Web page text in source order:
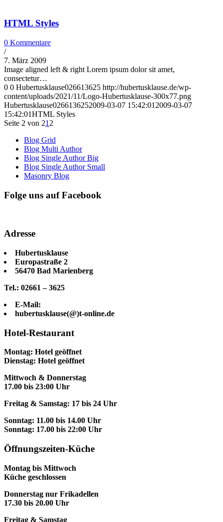
HTML Styles
0 Kommentare
/
7. März 2009
Image aligned left & right Lorem ipsum dolor sit amet,
consectetur…
0 0 Hubertusklause026613625 http://hubertusklause.de/wp-
content/uploads/2021/11/Logo-Hubertusklause-300x77.png
Hubertusklause0266136252009-03-07 15:42:01 2009-03-07
15:42:01HTML Styles
Seite 2 von 21 2
Blog Grid
Blog Multi Author
Blog Single Author Big
Blog Single Author Small
Masonry Blog
Folge uns auf Facebook
Adresse
Hubertusklause
Europastraße 2
56470 Bad Marienberg
Tel.: 02661 – 3625
E-Mail:
hubertusklause(@)t-online.de
Hotel-Restaurant
Montag: Hotel geöffnet
Dienstag: Hotel geöffnet
Mittwoch & Donnerstag
17.00 bis 23:00 Uhr
Freitag & Samstag: 17 bis 24 Uhr
Sonntag: 11.00 bis 14.00 Uhr
Sonntag: 17.00 bis 22:00 Uhr
Öffnungszeiten-Küche
Montag bis Mittwoch
Küche geschlossen
Donnerstag nur Frikadellen
17.30 bis 20.00 Uhr
Freitag & Samstag